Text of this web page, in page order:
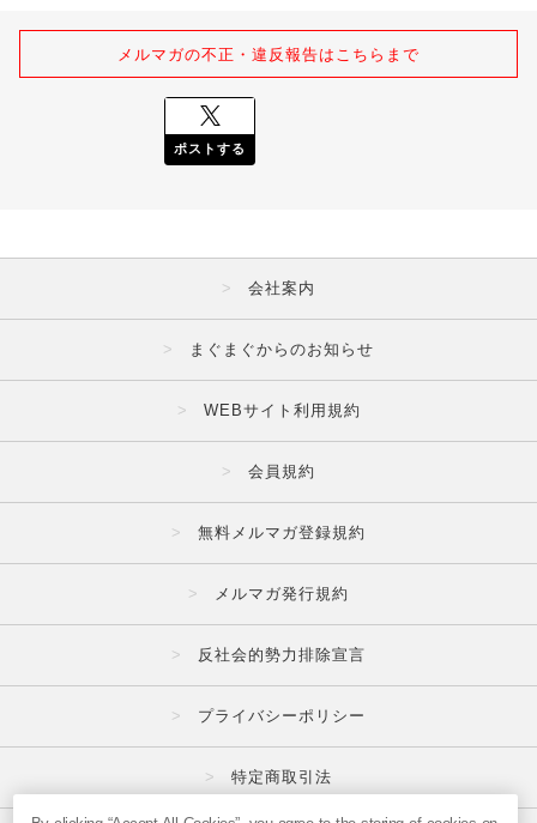
メルマガの不正・違反報告はこちらまで
ポストする
会社案内
まぐまぐからのお知らせ
WEBサイト利用規約
会員規約
無料メルマガ登録規約
メルマガ発行規約
反社会的勢力排除宣言
プライバシーポリシー
特定商取引法